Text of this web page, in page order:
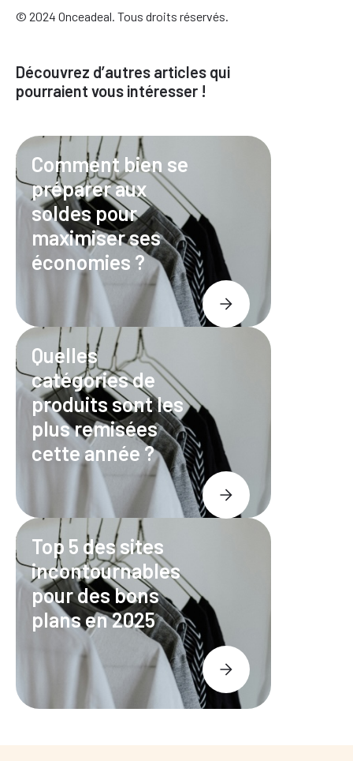
© 2024 Onceadeal. Tous droits réservés.
Découvrez d’autres articles qui
pourraient vous intéresser !
Comment bien se
préparer aux
soldes pour
maximiser ses
économies ?
Quelles
catégories de
produits sont les
plus remisées
cette année ?
Top 5 des sites
incontournables
pour des bons
plans en 2025